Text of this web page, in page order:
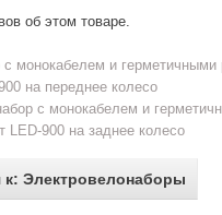
об этом товаре.
с монокабелем и
на переднее колесо
с монокабелем и
LED-900 на заднее колесо
к: Электровелонаборы